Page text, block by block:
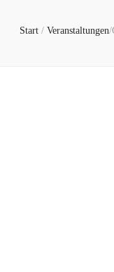
Start / Veranstaltungen/